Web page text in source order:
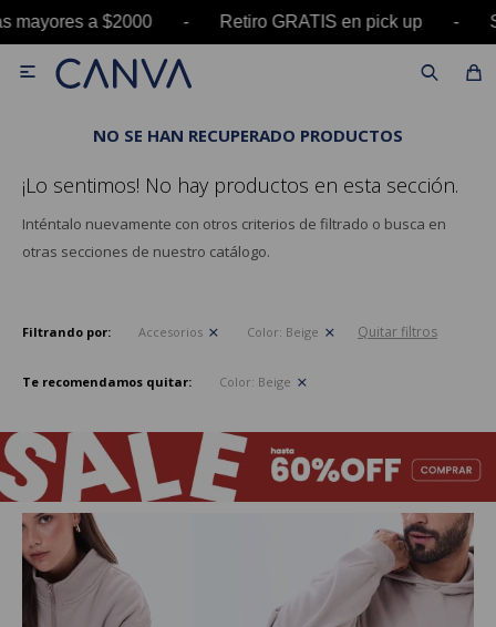
mayores a $2000 - Retiro GRATIS en pick

NO SE HAN RECUPERADO PRODUCTOS
¡Lo sentimos! No hay productos en esta sección.
Inténtalo nuevamente con otros criterios de filtrado o busca en
otras secciones de nuestro catálogo.
Filtrando por: Accesorios Color: Beige Quitar filtros
Te recomendamos quitar: Color: Beige